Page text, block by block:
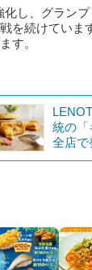
し、グラン
を続けていま
す。
統の「
全店で